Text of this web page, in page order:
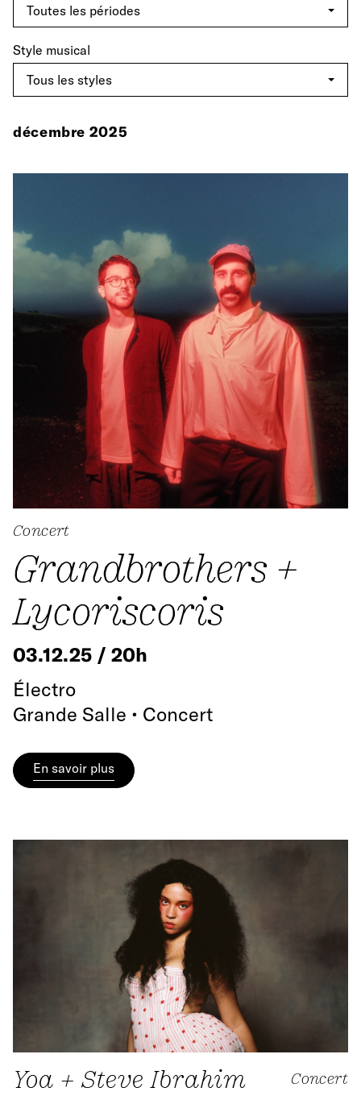
Style musical
décembre 2025
Concert
Grandbrothers +
Lycoriscoris
03.12.25 / 20h
Électro
Grande Salle • Concert
En savoir plus
Yoa + Steve Ibrahim Concert